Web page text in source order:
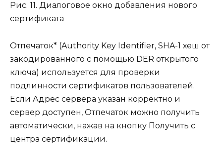
Рис. 11. Диалоговое окно добавления нового
сертификата
Отпечаток* (Authority Key Identifier, SHA-1 хеш от
закодированного с помощью DER открытого
ключа) используется для проверки
подлинности сертификатов пользователей.
Если Адрес сервера указан корректно и
сервер доступен, Отпечаток можно получить
автоматически, нажав на кнопку Получить с
центра сертификации.